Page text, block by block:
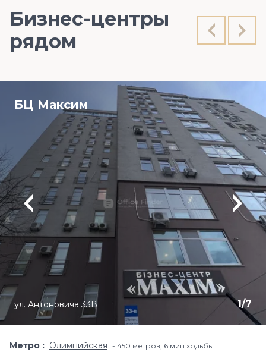
Бизнес-центры
рядом
БЦ Максим
1/7
ул. Антоновича 33В
Метро Олимпийская 450 метров, 6 мин ходьбы